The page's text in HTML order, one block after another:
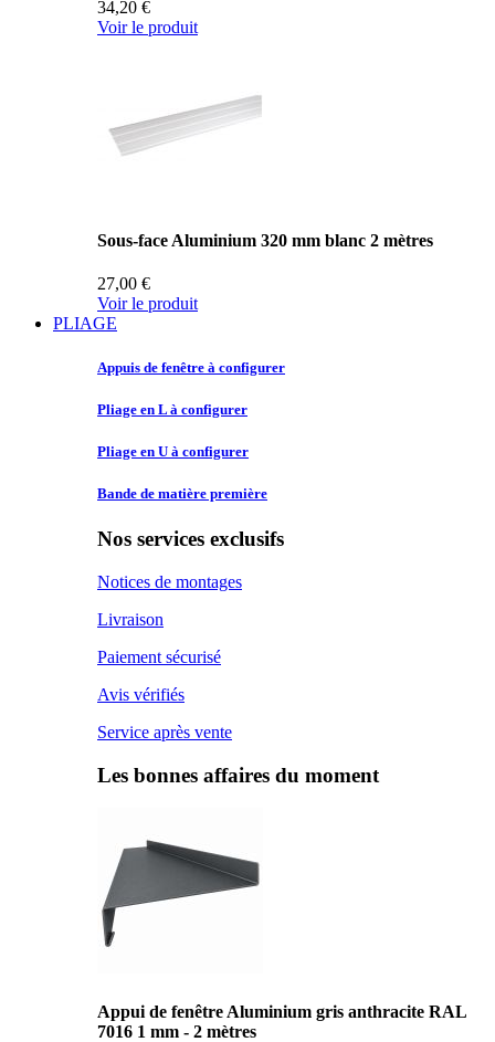
34,20 €
Voir le produit
Sous-face Aluminium 320 mm blanc 2 mètres
27,00 €
Voir le produit
PLIAGE
Appuis de fenêtre à configurer
Pliage en L à configurer
Pliage en U à configurer
Bande de matière première
Nos services exclusifs
Notices de montages
Livraison
Paiement sécurisé
Avis vérifiés
Service après vente
Les bonnes affaires du moment
Appui de fenêtre Aluminium gris anthracite RAL
7016 1 mm - 2 mètres